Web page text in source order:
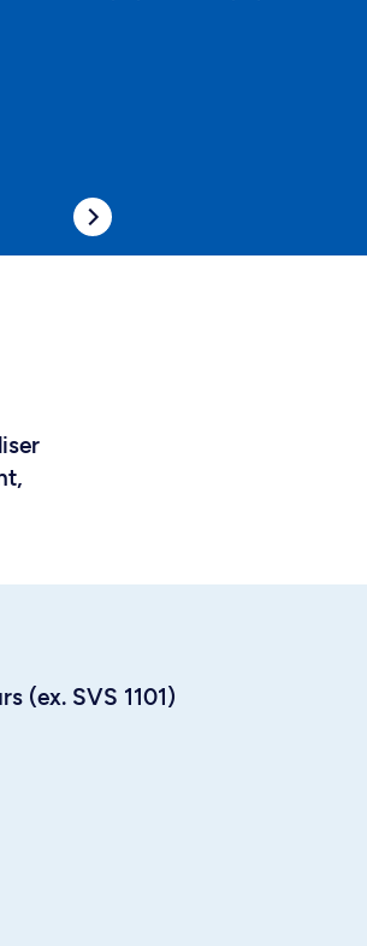
(ex. SVS 1101)